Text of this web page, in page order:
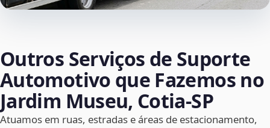
Outros Serviços de Suporte
Automotivo que Fazemos no
Jardim Museu, Cotia‑SP
Atuamos em ruas, estradas e áreas de estacionamento,